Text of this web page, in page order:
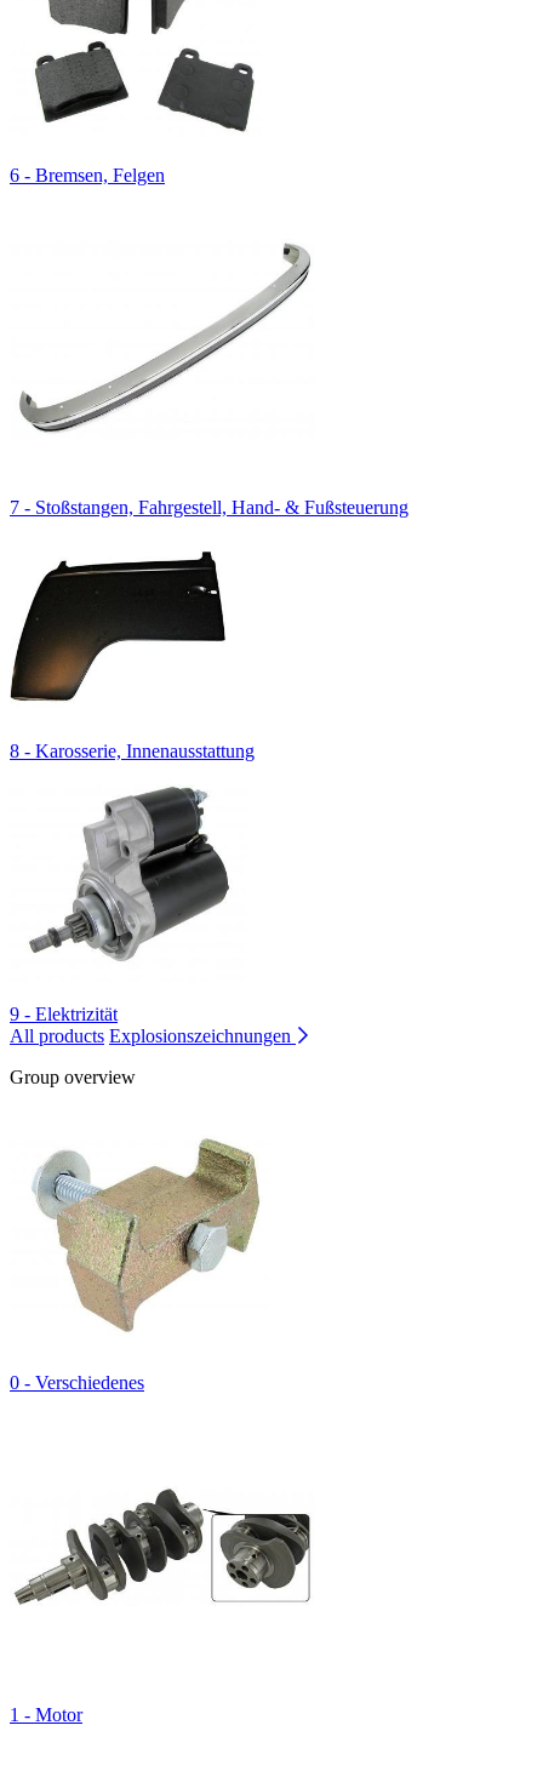
6 - Bremsen, Felgen
7 - Stoßstangen, Fahrgestell, Hand- & Fußsteuerung
8 - Karosserie, Innenausstattung
9 - Elektrizität
All products Explosionszeichnungen
Group overview
0 - Verschiedenes
1 - Motor